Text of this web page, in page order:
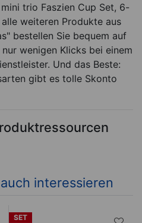
trio Faszien Cup Set, 6-
weiteren Produkte aus
bestellen Sie bequem auf
wenigen Klicks bei einem
Und das Beste:
gibt es tolle Skonto
interessieren
SET